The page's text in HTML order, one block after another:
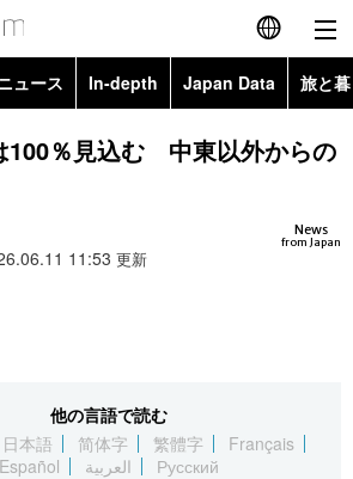
English
简体字
Русский
ュース In-depth Japan Data 旅と
Topics
100％見込む 中東以外からの
News
from Japan
11:53 更新
他の言語で読む
日本語 简体字 繁體字
Français
Español
العربية Русский